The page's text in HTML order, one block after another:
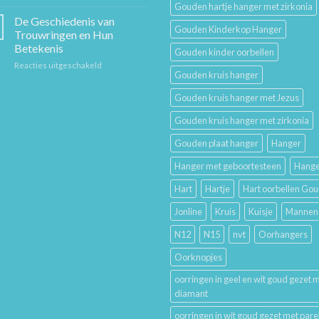
Je
De Geschiedenis van
Trouwringen en Hun
Betekenis
Reacties uitgeschakeld
Gouden hartje hanger met zirkonia
Gouden Kinderkop Hanger
Gouden kinder oorbellen
Gouden kruis hanger
Gouden kruis hanger met Jezus
Gouden kruis hanger met zirkonia
Gouden plaat hanger
Hanger
Hanger met geboortesteen
Hart
Hartje
Hart oorbellen
Jonline
Kruis Kuisje
Mannen
N12
N15 nvt
Oorhangers
Oorknopjes
oorringen in geel en wit goud gezet
diamant
oorringen in wit goud gezet met